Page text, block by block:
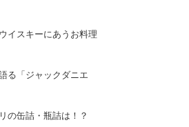
イスキーにあうお料理
る「ジャックダニエ
の缶詰・瓶詰は！？